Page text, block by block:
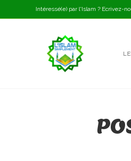
to
Intéressé(e) par l'Islam ? Ecrivez-